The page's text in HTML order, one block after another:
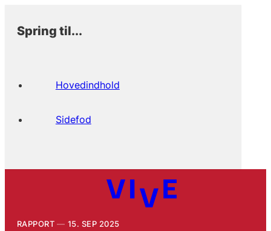
Spring til...
Hovedindhold
Sidefod
RAPPORT 15. SEP 2025